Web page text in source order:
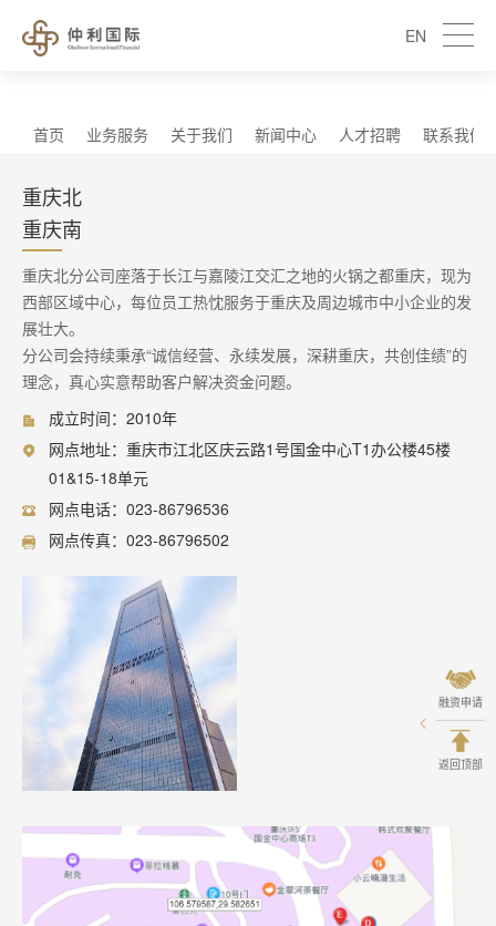
EN
首页 业务服务 关于我们 新闻中心 人才招聘 联系我们
重庆北
重庆南
重庆北分公司座落于长江与嘉陵江交汇之地的火锅之都重庆，现为
西部区域中心，每位员工热忱服务于重庆及周边城市中小企业的发
展壮大。
分公司会持续秉承“诚信经营、永续发展，深耕重庆，共创佳绩”的
理念，真心实意帮助客户解决资金问题。
成立时间：2010年
网点地址：重庆市江北区庆云路1号国金中心T1办公楼45楼
01&15-18单元
网点电话：023-86796536
网点传真：023-86796502
融资申请
返回顶部